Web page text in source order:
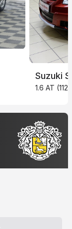
Suzuki
1.6 AT